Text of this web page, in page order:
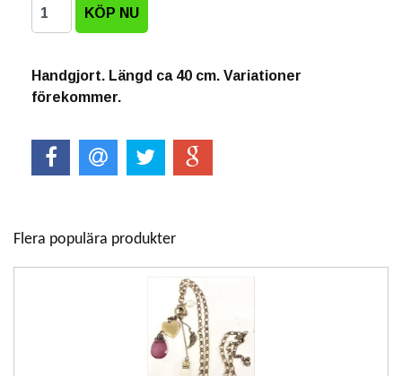
Handgjort. Längd ca 40 cm. Variationer
förekommer.
Flera populära produkter